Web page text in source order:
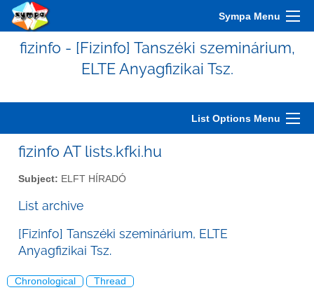
Sympa Menu
fizinfo - [Fizinfo] Tanszéki szeminárium,
ELTE Anyagfizikai Tsz.
List Options Menu
fizinfo AT lists.kfki.hu
Subject: ELFT HÍRADÓ
List archive
[Fizinfo] Tanszéki szeminárium, ELTE
Anyagfizikai Tsz.
Chronological Thread